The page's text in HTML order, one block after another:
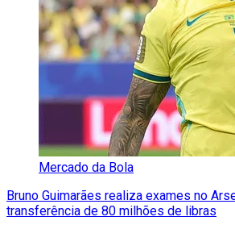
Mercado da Bola
Bruno Guimarães realiza exames no
transferência de 80 milhões de libras